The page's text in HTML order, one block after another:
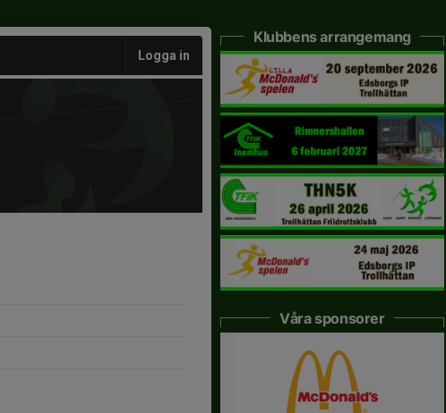
Logga in
Klubbens arrangemang
Våra sponsorer